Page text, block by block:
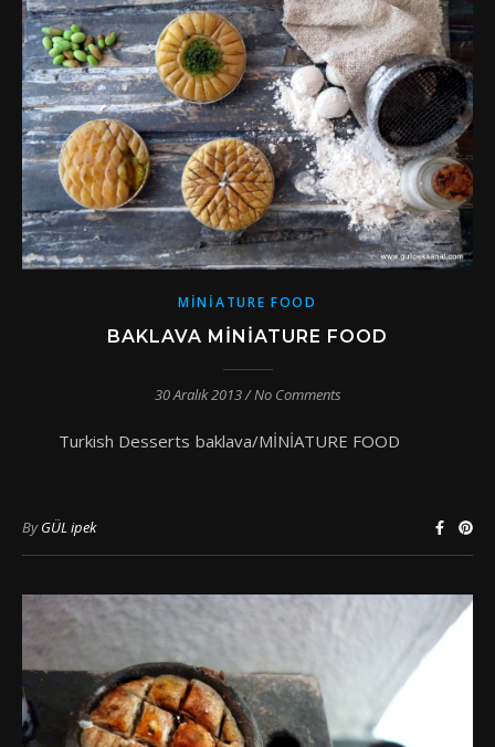
MINIATURE FOOD
BAKLAVA MINIATURE FOOD
30 Aralık 2013/No Comments
Turkish Desserts baklava/MİNİATURE FOOD
ByGÜL ipek